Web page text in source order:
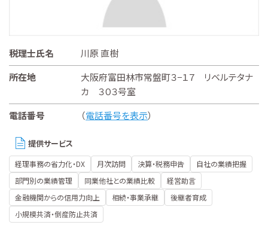
税理士氏名
川原 直樹
所在地
大阪府富田林市常盤町３−１７ リベルテタナ
カ ３０３号室
電話番号
（電話番号を表示）
提供サービス
経理事務の省力化・DX 月次訪問 決算・税務申告
自社の業績把握
部門別の業績管理
同業他社との業績比較
経営助言
金融機関からの信用力向上
相続・事業承継
後継者育成
小規模共済・倒産防止共済